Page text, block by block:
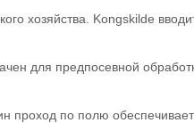
хозяйства. Kongskilde
для предпосевной
проход по полю